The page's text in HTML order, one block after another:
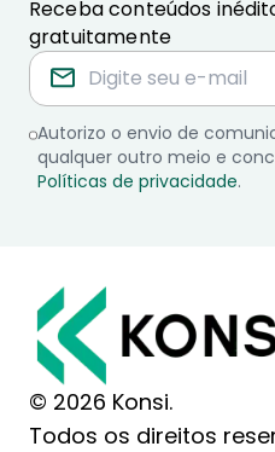
Receba conteúdos
gratuitamente
Autorizo o envio de
qualquer outro meio e
Políticas de privacidade.
© 2026 Konsi.
Todos os direitos